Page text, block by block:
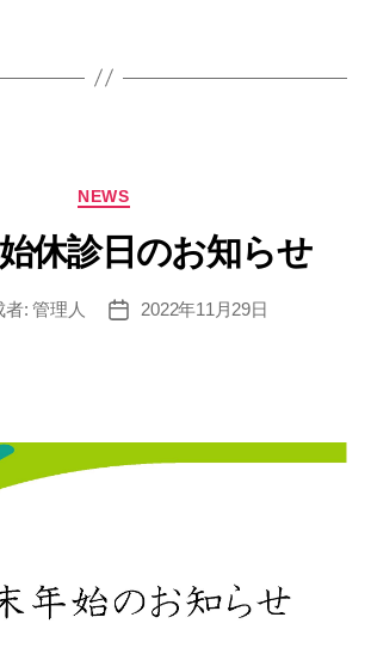
カ
テ
ゴ
リ
NEWS
休診日のお知らせ
者:管理人
投
2022年11月29日